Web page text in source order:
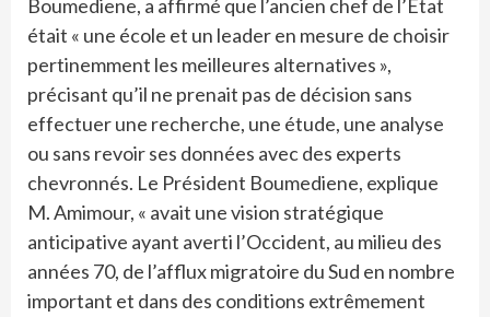
Boumediene, a affirmé que l’ancien chef de l’Etat
était « une école et un leader en mesure de choisir
pertinemment les meilleures alternatives »,
précisant qu’il ne prenait pas de décision sans
effectuer une recherche, une étude, une analyse
ou sans revoir ses données avec des experts
chevronnés. Le Président Boumediene, explique
M. Amimour, « avait une vision stratégique
anticipative ayant averti l’Occident, au milieu des
années 70, de l’afflux migratoire du Sud en nombre
important et dans des conditions extrêmement